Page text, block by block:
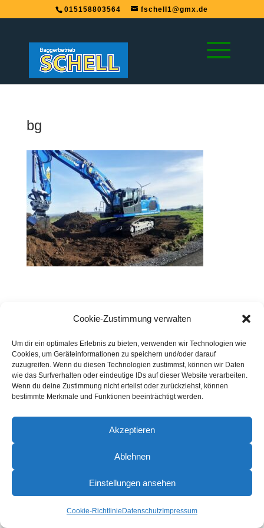
Cookie-Zustimmung verwalten
Um dir ein optimales Erlebnis zu bieten, verwenden wir Technologien wie
Cookies, um Geräteinformationen zu speichern und/oder darauf
zuzugreifen. Wenn du diesen Technologien zustimmst, können wir Daten
wie das Surfverhalten oder eindeutige IDs auf dieser Website verarbeiten.
Wenn du deine Zustimmung nicht erteilst oder zurückziehst, können
bestimmte Merkmale und Funktionen beeinträchtigt werden.
Akzeptieren
Ablehnen
Einstellungen ansehen
Cookie-Richtlinie Datenschutz Impressum
015158803564 fschell1@gmx.de
bg